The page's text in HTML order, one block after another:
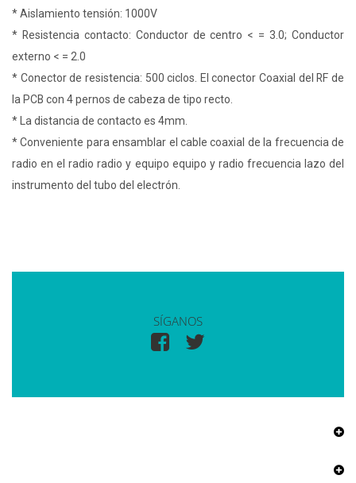
* Aislamiento tensión: 1000V
* Resistencia contacto: Conductor de centro < = 3.0; Conductor
externo < = 2.0
* Conector de resistencia: 500 ciclos. El conector Coaxial del RF de
la PCB con 4 pernos de cabeza de tipo recto.
* La distancia de contacto es 4mm.
* Conveniente para ensamblar el cable coaxial de la frecuencia de
radio en el radio radio y equipo equipo y radio frecuencia lazo del
instrumento del tubo del electrón.
SÍGANOS